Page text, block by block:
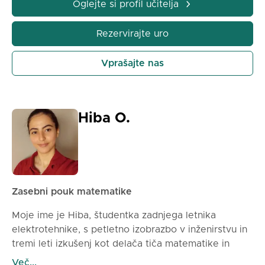
različne probleme, uspešno opravljati domače
naloge in izpite ter razvijati resnično metodo
logičnega razmišljanja.
Oglejte si profil učitelja
Rezervirajte uro
Vprašajte nas
Hiba O.
Zasebni pouk matematike
Moje ime je Hiba, študentka zadnjega letnika
elektrotehnike, s petletno izobrazbo v inženirstvu in
tremi leti izkušenj kot delača tiča matematike in
fizike. Moj pouk se vedno začne s toplim sprejemom
Več...